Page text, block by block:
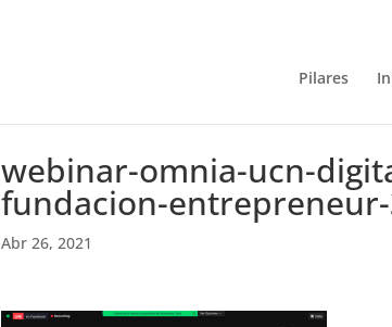
Pilares
webinar-omnia-ucn-
fundacion-
Abr 26, 2021